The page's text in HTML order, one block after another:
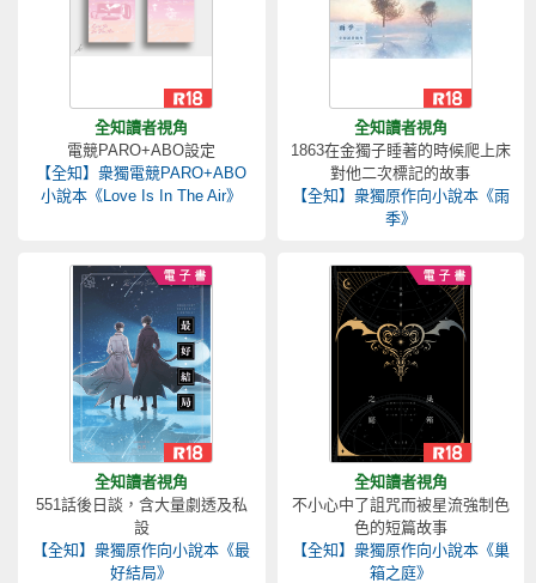
全知讀者視角
電競PARO+ABO設定
【全知】衆獨電競PARO+ABO
小說本《Love Is In The Air》
全知讀者視角
1863在金獨子睡著的時候爬上床
對他二次標記的故事
【全知】衆獨原作向小說本《雨
季》
全知讀者視角
551話後日談，含大量劇透及私
設
【全知】衆獨原作向小說本《最
好結局》
全知讀者視角
不小心中了詛咒而被星流強制色
色的短篇故事
【全知】衆獨原作向小說本《巢
箱之庭》